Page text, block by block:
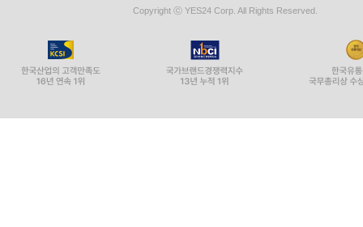
Copyright ⓒ YES24 Corp. All Rights Reserved.